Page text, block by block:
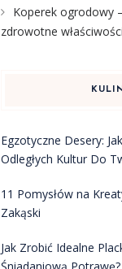
Koperek ogrodowy
zdrowotne
Egzotyczne Desery:
Odległych Kultur Do
11 Pomysłów na
Zakąski
Jak Zrobić Idealne